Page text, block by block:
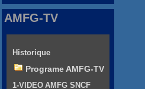
AMFG-TV
Historique
Programe AMFG-TV
1-VIDEO AMFG SNCF